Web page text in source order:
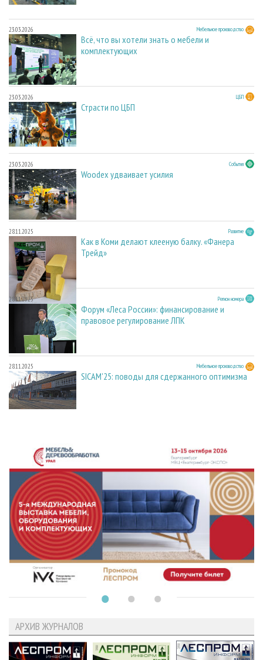
23.03.2026 Мебельное производство
Всё, что вы хотели знать о мебели и
комплектующих
23.03.2026 ЦБП
Страсти по ЦБП
23.03.2026 События
Woodex удваивает усилия
28.11.2025 Развитие
Как в Коми делают клееную балку. «Фанера
Трейд»
28.11.2025 Регион номера
Форум «Леса России»: финансирование и
правовое регулирование ЛПК
28.11.2025 Мебельное производство
SICAM'25: поводы для сдержанного оптимизма
АРХИВ ЖУРНАЛОВ